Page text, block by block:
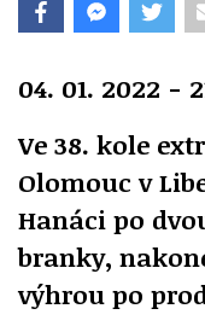
04. 01. 2022 -
Ve 38. kole
Olomouc v
Hanáci po
branky,
výhrou po